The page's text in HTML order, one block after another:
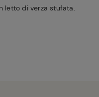
letto di verza stufata.